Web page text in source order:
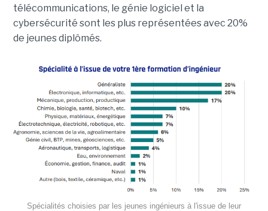
télécommunications, le génie logiciel et la
cybersécurité sont les plus représentées avec 20%
de jeunes diplômés.
Spécialités choisies par les jeunes ingénieurs à l'issue de leur